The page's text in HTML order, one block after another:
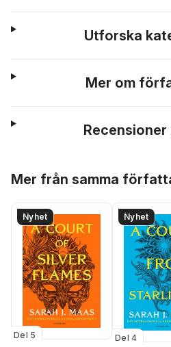
Utforska
Mer om
Recensioner
Mer från samma
Nyhet
Del 5
Nyhet
Del 4